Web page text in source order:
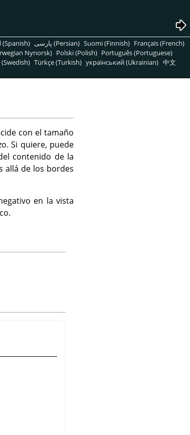
(Spanish) پارسی (Persian) Suomi (Finnish) Français (French)
Nynorsk) Polski (Polish) Português (Portuguese)
Türkçe (Turkish) український (Ukrainian) 中文
con el tamaño
Si quiere, puede
contenido de la
allá de los bordes
en la vista